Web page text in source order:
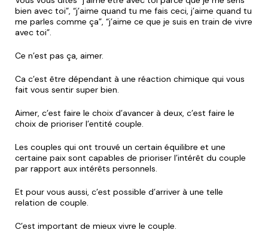
bien avec toi”, “j’aime quand tu me fais ceci, j’aime quand tu
me parles comme ça”, “j’aime ce que je suis en train de vivre
avec toi”.
Ce n’est pas ça, aimer.
Ca c’est être dépendant à une réaction chimique qui vous
fait vous sentir super bien.
Aimer, c’est faire le choix d’avancer à deux, c’est faire le
choix de prioriser l’entité couple.
Les couples qui ont trouvé un certain équilibre et une
certaine paix sont capables de prioriser l’intérêt du couple
par rapport aux intérêts personnels.
Et pour vous aussi, c’est possible d’arriver à une telle
relation de couple.
C’est important de mieux vivre le couple.